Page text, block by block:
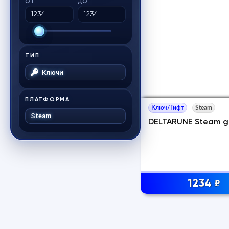
ОТ ДО
ТИП
Ключи
ПЛАТФОРМА
Steam
Ключ/Гифт Steam
DELTARUNE Steam
1234 ₽